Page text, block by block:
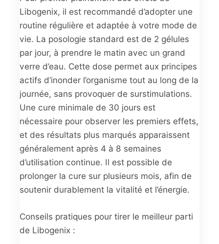
Libogenix, il est recommandé d’adopter une
routine régulière et adaptée à votre mode de
vie. La posologie standard est de 2 gélules
par jour, à prendre le matin avec un grand
verre d’eau. Cette dose permet aux principes
actifs d’inonder l’organisme tout au long de la
journée, sans provoquer de surstimulations.
Une cure minimale de 30 jours est
nécessaire pour observer les premiers effets,
et des résultats plus marqués apparaissent
généralement après 4 à 8 semaines
d’utilisation continue. Il est possible de
prolonger la cure sur plusieurs mois, afin de
soutenir durablement la vitalité et l’énergie.
Conseils pratiques pour tirer le meilleur parti
de Libogenix :